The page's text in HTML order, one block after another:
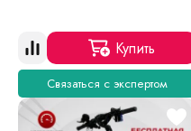
Купить
Связаться с экспертом